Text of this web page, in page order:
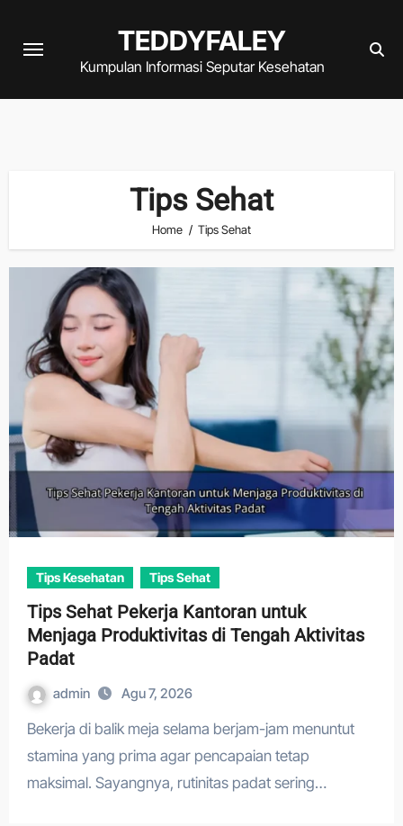
TEDDYFALEY
Kumpulan Informasi Seputar Kesehatan
Tips Sehat
Home Tips Sehat
Tips Kesehatan Tips Sehat
Tips Sehat Pekerja Kantoran untuk
Menjaga Produktivitas di Tengah Aktivitas
Padat
admin Agu 7, 2026
Bekerja di balik meja selama berjam-jam menuntut
stamina yang prima agar pencapaian tetap
maksimal. Sayangnya, rutinitas padat sering…